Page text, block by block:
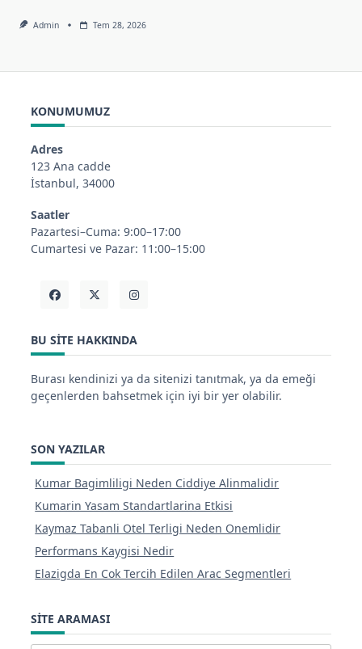
Admin Tem 28, 2026
KONUMUMUZ
Adres
123 Ana cadde
İstanbul, 34000
Saatler
Pazartesi–Cuma: 9:00–17:00
Cumartesi ve Pazar: 11:00–15:00
BU SITE HAKKINDA
Burası kendinizi ya da sitenizi tanıtmak, ya da emeği
geçenlerden bahsetmek için iyi bir yer olabilir.
SON YAZILAR
Kumar Bagimliligi Neden Ciddiye Alinmalidir
Kumarin Yasam Standartlarina Etkisi
Kaymaz Tabanli Otel Terligi Neden Onemlidir
Performans Kaygisi Nedir
Elazigda En Cok Tercih Edilen Arac Segmentleri
SITE ARAMASI